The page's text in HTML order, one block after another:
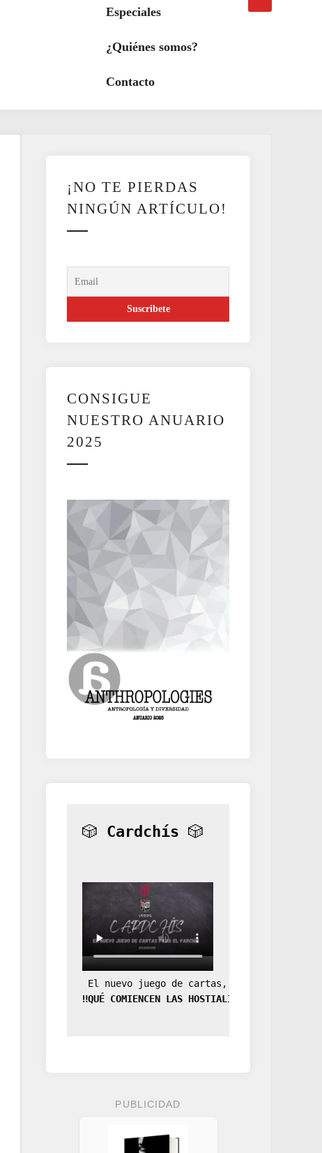
Especiales
¿Quiénes somos?
Contacto
búsqueda
¡NO TE PIERDAS
NINGÚN ARTÍCULO!
CONSIGUE
NUESTRO ANUARIO
2025
🎲 Cardchís 🎲
El nuevo juego de cartas, la expansión
‼️QUÉ COMIENCEN LAS HOSTIALIDADES‼️
PUBLICIDAD